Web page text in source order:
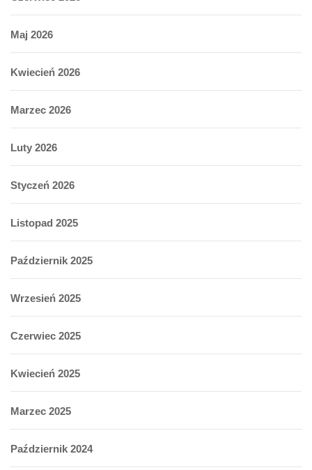
Maj 2026
Kwiecień 2026
Marzec 2026
Luty 2026
Styczeń 2026
Listopad 2025
Październik 2025
Wrzesień 2025
Czerwiec 2025
Kwiecień 2025
Marzec 2025
Październik 2024